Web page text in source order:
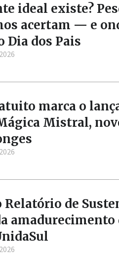
ideal existe?
acertam — e
Dia dos Pais
marca o
Mistral,
Relatório de
amadurecimento